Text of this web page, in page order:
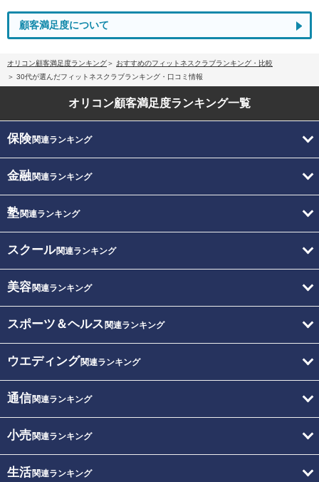
顧客満足度について
オリコン顧客満足度ランキング
おすすめのフィットネスクラブランキング・比較
30代が選んだフィットネスクラブランキング・口コミ情報
オリコン顧客満足度ランキング一覧
保険関連ランキング
金融関連ランキング
塾関連ランキング
スクール関連ランキング
美容関連ランキング
スポーツ＆ヘルス 関連ランキング
ウエディング関連ランキング
通信関連ランキング
小売関連ランキング
生活関連ランキング